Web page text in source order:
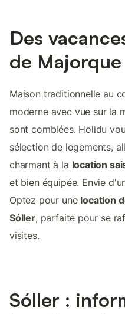
Des
de Majorque
Maison traditionnelle au
moderne avec vue sur la
sont comblées. Holidu
sélection de logements,
charmant à la location
et bien équipée. Envie
Optez pour une location
Sóller, parfaite pour se
visites.
Sóller :